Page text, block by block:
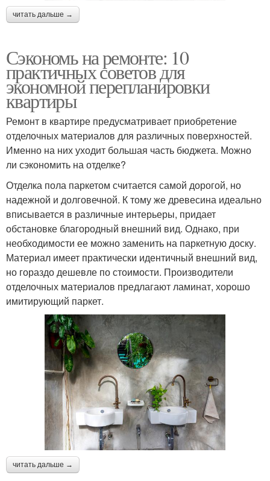
читать дальше →
Сэкономь на ремонте: 10
практичных советов для
экономной перепланировки
квартиры
Ремонт в квартире предусматривает приобретение
отделочных материалов для различных поверхностей.
Именно на них уходит большая часть бюджета. Можно
ли сэкономить на отделке?
Отделка пола паркетом считается самой дорогой, но
надежной и долговечной. К тому же древесина идеально
вписывается в различные интерьеры, придает
обстановке благородный внешний вид. Однако, при
необходимости ее можно заменить на паркетную доску.
Материал имеет практически идентичный внешний вид,
но гораздо дешевле по стоимости. Производители
отделочных материалов предлагают ламинат, хорошо
имитирующий паркет.
читать дальше →